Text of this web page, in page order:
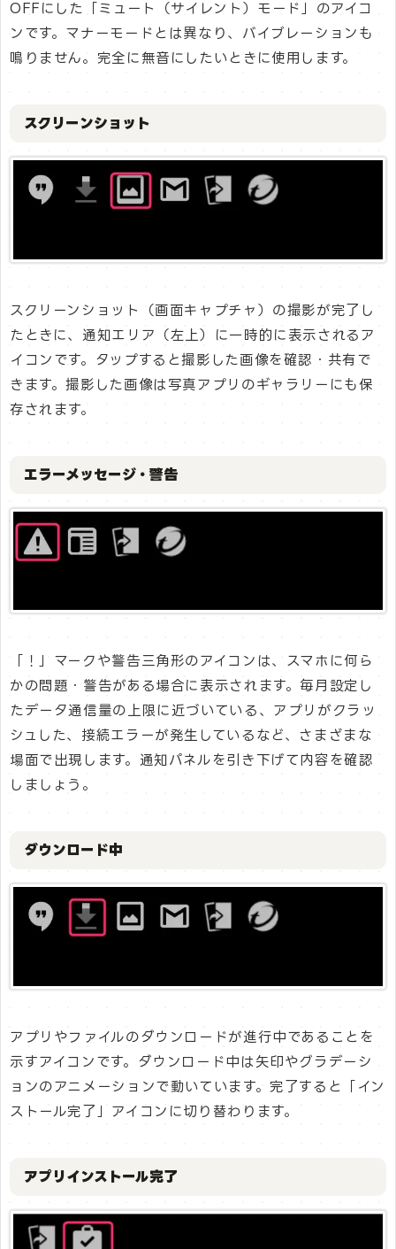
OFFにした「ミュート（サイレント）モード」のアイコ
ンです。マナーモードとは異なり、バイブレーションも
鳴りません。完全に無音にしたいときに使用します。
スクリーンショット
スクリーンショット（画面キャプチャ）の撮影が完了し
たときに、通知エリア（左上）に一時的に表示されるア
イコンです。タップすると撮影した画像を確認・共有で
きます。撮影した画像は写真アプリのギャラリーにも保
存されます。
エラーメッセージ・警告
「！」マークや警告三角形のアイコンは、スマホに何ら
かの問題・警告がある場合に表示されます。毎月設定し
たデータ通信量の上限に近づいている、アプリがクラッ
シュした、接続エラーが発生しているなど、さまざまな
場面で出現します。通知パネルを引き下げて内容を確認
しましょう。
ダウンロード中
アプリやファイルのダウンロードが進行中であることを
示すアイコンです。ダウンロード中は矢印やグラデーシ
ョンのアニメーションで動いています。完了すると「イン
ストール完了」アイコンに切り替わります。
アプリインストール完了